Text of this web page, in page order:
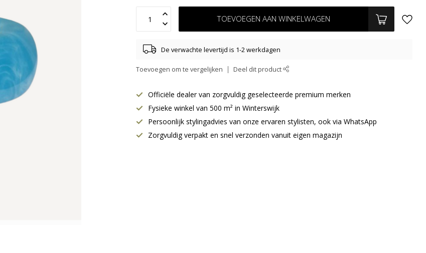
TOEVOEGEN AAN WINKELWAGEN
De verwachte levertijd is 1-2 werkdagen
Toevoegen om te vergelijken Deel dit product
Officiële dealer van zorgvuldig geselecteerde premium merken
Fysieke winkel van 500 m² in Winterswijk
Persoonlijk stylingadvies van onze ervaren stylisten, ook via WhatsApp
Zorgvuldig verpakt en snel verzonden vanuit eigen magazijn